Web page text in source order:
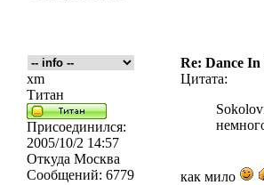
Re: Dance In
xm
Титан
Присоединился:
2005/10/2 14:57
Откуда Москва
Сообщений: 6779
Цитата:
как мило